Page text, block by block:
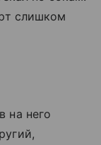
слишком
на него